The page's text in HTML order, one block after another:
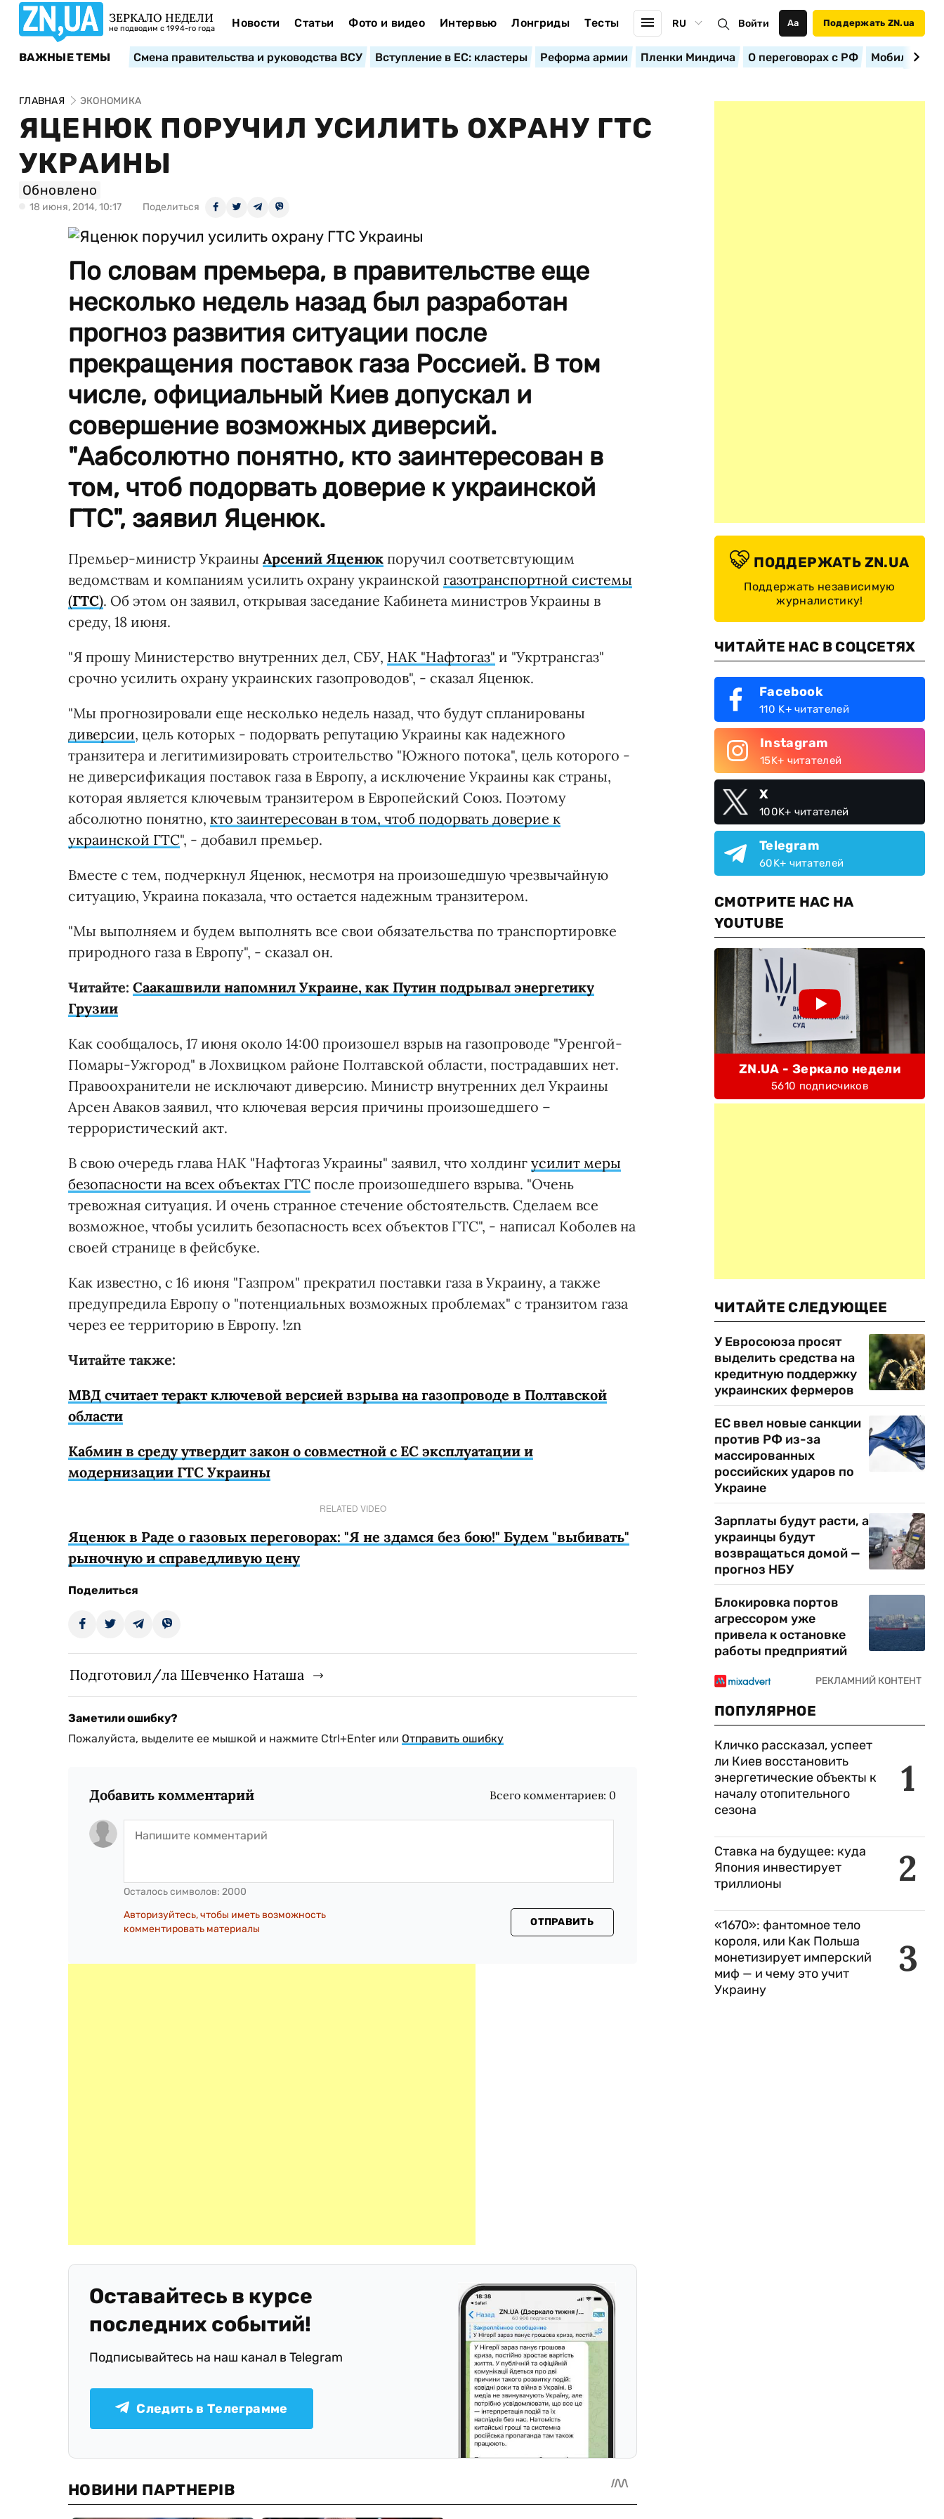
ЗЕРКАЛО НЕДЕЛИ
не подводим с 1994-го года Новости Статьи Фото и видео Интервью Лонгриды Тесты RU Войти Аа Поддержать ZN.ua
ВАЖНЫЕ ТЕМЫ Смена правительства и руководства ВСУ Вступление в ЕС: кластеры Реформа армии Пленки Миндича О переговорах с РФ
ГЛАВНАЯ ЭКОНОМИКА
ЯЦЕНЮК ПОРУЧИЛ УСИЛИТЬ ОХРАНУ ГТС
УКРАИНЫ
Обновлено
18 июня, 2014, 10:17 Поделиться
По словам премьера, в правительстве еще
несколько недель назад был разработан
прогноз развития ситуации после
прекращения поставок газа Россией. В том
числе, официальный Киев допускал и
совершение возможных диверсий.
"Аабсолютно понятно, кто заинтересован в
том, чтоб подорвать доверие к украинской
ГТС", заявил Яценюк.
Премьер-министр Украины Арсений Яценюк поручил соответсвтующим
ведомствам и компаниям усилить охрану украинской газотранспортной системы
(ГТС). Об этом он заявил, открывая заседание Кабинета министров Украины в
среду, 18 июня.
"Я прошу Министерство внутренних дел, СБУ, НАК "Нафтогаз" и "Укртрансгаз"
срочно усилить охрану украинских газопроводов", - сказал Яценюк.
"Мы прогнозировали еще несколько недель назад, что будут спланированы
диверсии, цель которых - подорвать репутацию Украины как надежного
транзитера и легитимизировать строительство "Южного потока", цель которого -
не диверсификация поставок газа в Европу, а исключение Украины как страны,
которая является ключевым транзитером в Европейский Союз. Поэтому
абсолютно понятно, кто заинтересован в том, чтоб подорвать доверие к
украинской ГТС", - добавил премьер.
Вместе с тем, подчеркнул Яценюк, несмотря на произошедшую чрезвычайную
ситуацию, Украина показала, что остается надежным транзитером.
"Мы выполняем и будем выполнять все свои обязательства по транспортировке
природного газа в Европу", - сказал он.
Читайте: Саакашвили напомнил Украине, как Путин подрывал энергетику
Грузии
Как сообщалось, 17 июня около 14:00 произошел взрыв на газопроводе "Уренгой-
Помары-Ужгород" в Лохвицком районе Полтавской области, пострадавших нет.
Правоохранители не исключают диверсию. Министр внутренних дел Украины
Арсен Аваков заявил, что ключевая версия причины произошедшего –
террористический акт.
В свою очередь глава НАК "Нафтогаз Украины" заявил, что холдинг усилит меры
безопасности на всех объектах ГТС после произошедшего взрыва. "Очень
тревожная ситуация. И очень странное стечение обстоятельств. Сделаем все
возможное, чтобы усилить безопасность всех объектов ГТС", - написал Коболев на
своей странице в фейсбуке.
Как известно, с 16 июня "Газпром" прекратил поставки газа в Украину, а также
предупредила Европу о "потенциальных возможных проблемах" с транзитом газа
через ее территорию в Европу. !zn
Читайте также:
МВД считает теракт ключевой версией взрыва на газопроводе в Полтавской
области
Кабмин в среду утвердит закон о совместной с ЕС эксплуатации и
модернизации ГТС Украины
RELATED VIDEO
Яценюк в Раде о газовых переговорах: "Я не здамся без бою!" Будем "выбивать"
рыночную и справедливую цену
Поделиться
Подготовил/ла Шевченко Наташа
Заметили ошибку?
Пожалуйста, выделите ее мышкой и нажмите Ctrl+Enter или Отправить ошибку
Добавить комментарий Всего комментариев: 0
Осталось символов: 2000
Авторизуйтесь, чтобы иметь возможность
комментировать материалы
ОТПРАВИТЬ
Оставайтесь в курсе
последних событий!
Подписывайтесь на наш канал в Telegram
Следить в Телеграмме
ПОДДЕРЖАТЬ ZN.UA
Поддержать независимую
журналистику!
ЧИТАЙТЕ НАС В СОЦСЕТЯХ
Facebook
110 K+ читателей
Instagram
15K+ читателей
X
100K+ читателей
Telegram
60K+ читателей
СМОТРИТЕ НАС НА
YOUTUBE
ZN.UA - Зеркало недели
5610 подписчиков
ЧИТАЙТЕ СЛЕДУЮЩЕЕ
У Евросоюза просят
выделить средства на
кредитную поддержку
украинских фермеров
ЕС ввел новые санкции
против РФ из-за
массированных
российских ударов по
Украине
Зарплаты будут расти, а
украинцы будут
возвращаться домой —
прогноз НБУ
Блокировка портов
агрессором уже
привела к остановке
работы предприятий
ПОПУЛЯРНОЕ
1
Кличко рассказал, успеет
ли Киев восстановить
энергетические объекты к
началу отопительного
сезона
2
Ставка на будущее: куда
Япония инвестирует
триллионы
3
«1670»: фантомное тело
короля, или Как Польша
монетизирует имперский
миф — и чему это учит
Украину